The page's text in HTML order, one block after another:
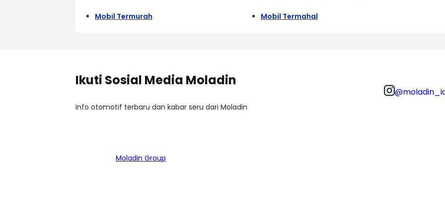
Mobil Termurah Mobil Termahal
Ikuti Sosial Media Moladin
Info otomotif terbaru dan kabar seru dari Moladin
Moladin Group